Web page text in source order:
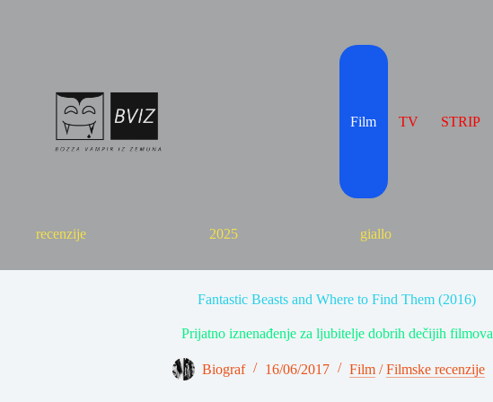
Film TV STRIP
recenzije 2025 giallo
Fantastic Beasts and Where to Find Them (2016)
Prijatno iznenađenje za ljubitelje dobrih dečijih filmova
Biograf 16/06/2017 Film /Filmske recenzije